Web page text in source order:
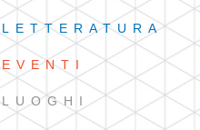
LETTERATURA
EVENTI
LUOGHI